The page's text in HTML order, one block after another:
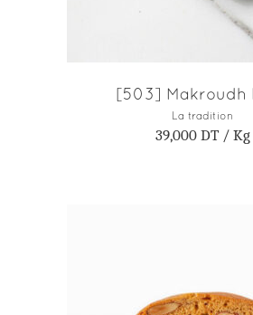
[503] Makroudh
La tradition
39,000DT / Kg